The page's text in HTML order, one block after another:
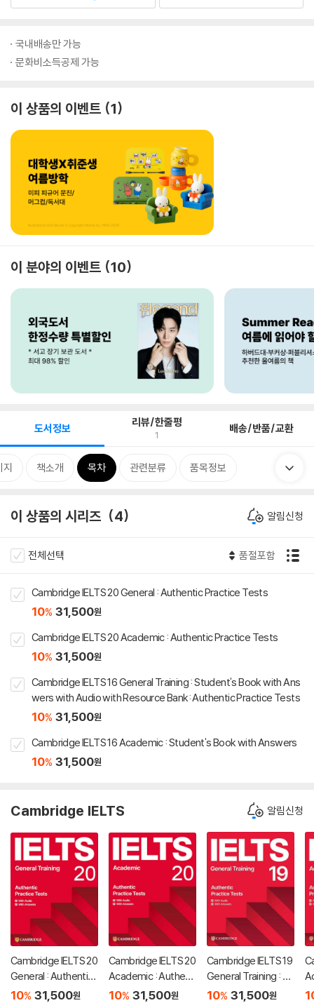
국내배송만 가능
문화비소득공제 가능
이 상품의 이벤트 1
이 분야의 이벤트 10
도서정보 리뷰/한줄평
1 배송/반품/교환
지 책소개 목차 관련분류 품목정보
이 상품의 시리즈 4 알림신청
전체선택 품절포함
Cambridge IELTS 20 General : Authentic Practice Tests
10% 31,500원
Cambridge IELTS 20 Academic : Authentic Practice Tests
10% 31,500원
Cambridge IELTS 16 General Training : Student's Book with Ans
wers with Audio with Resource Bank: Authentic Practice Tests
10% 31,500원
Cambridge IELTS 16 Academic : Student's Book with Answers
10% 31,500원
Cambridge IELTS 알림신청
Cambridge IELTS 20
General : Authentic
Practice Tests
10% 31,500원
Cambridge IELTS 20
Academic : Authenti
c Practice Tests
10% 31,500원
Cambridge IELTS 19
General Training : St
udent's Book with A
10% 31,500원